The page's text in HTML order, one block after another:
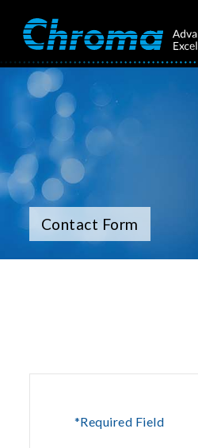
Contact Form
*Required Field